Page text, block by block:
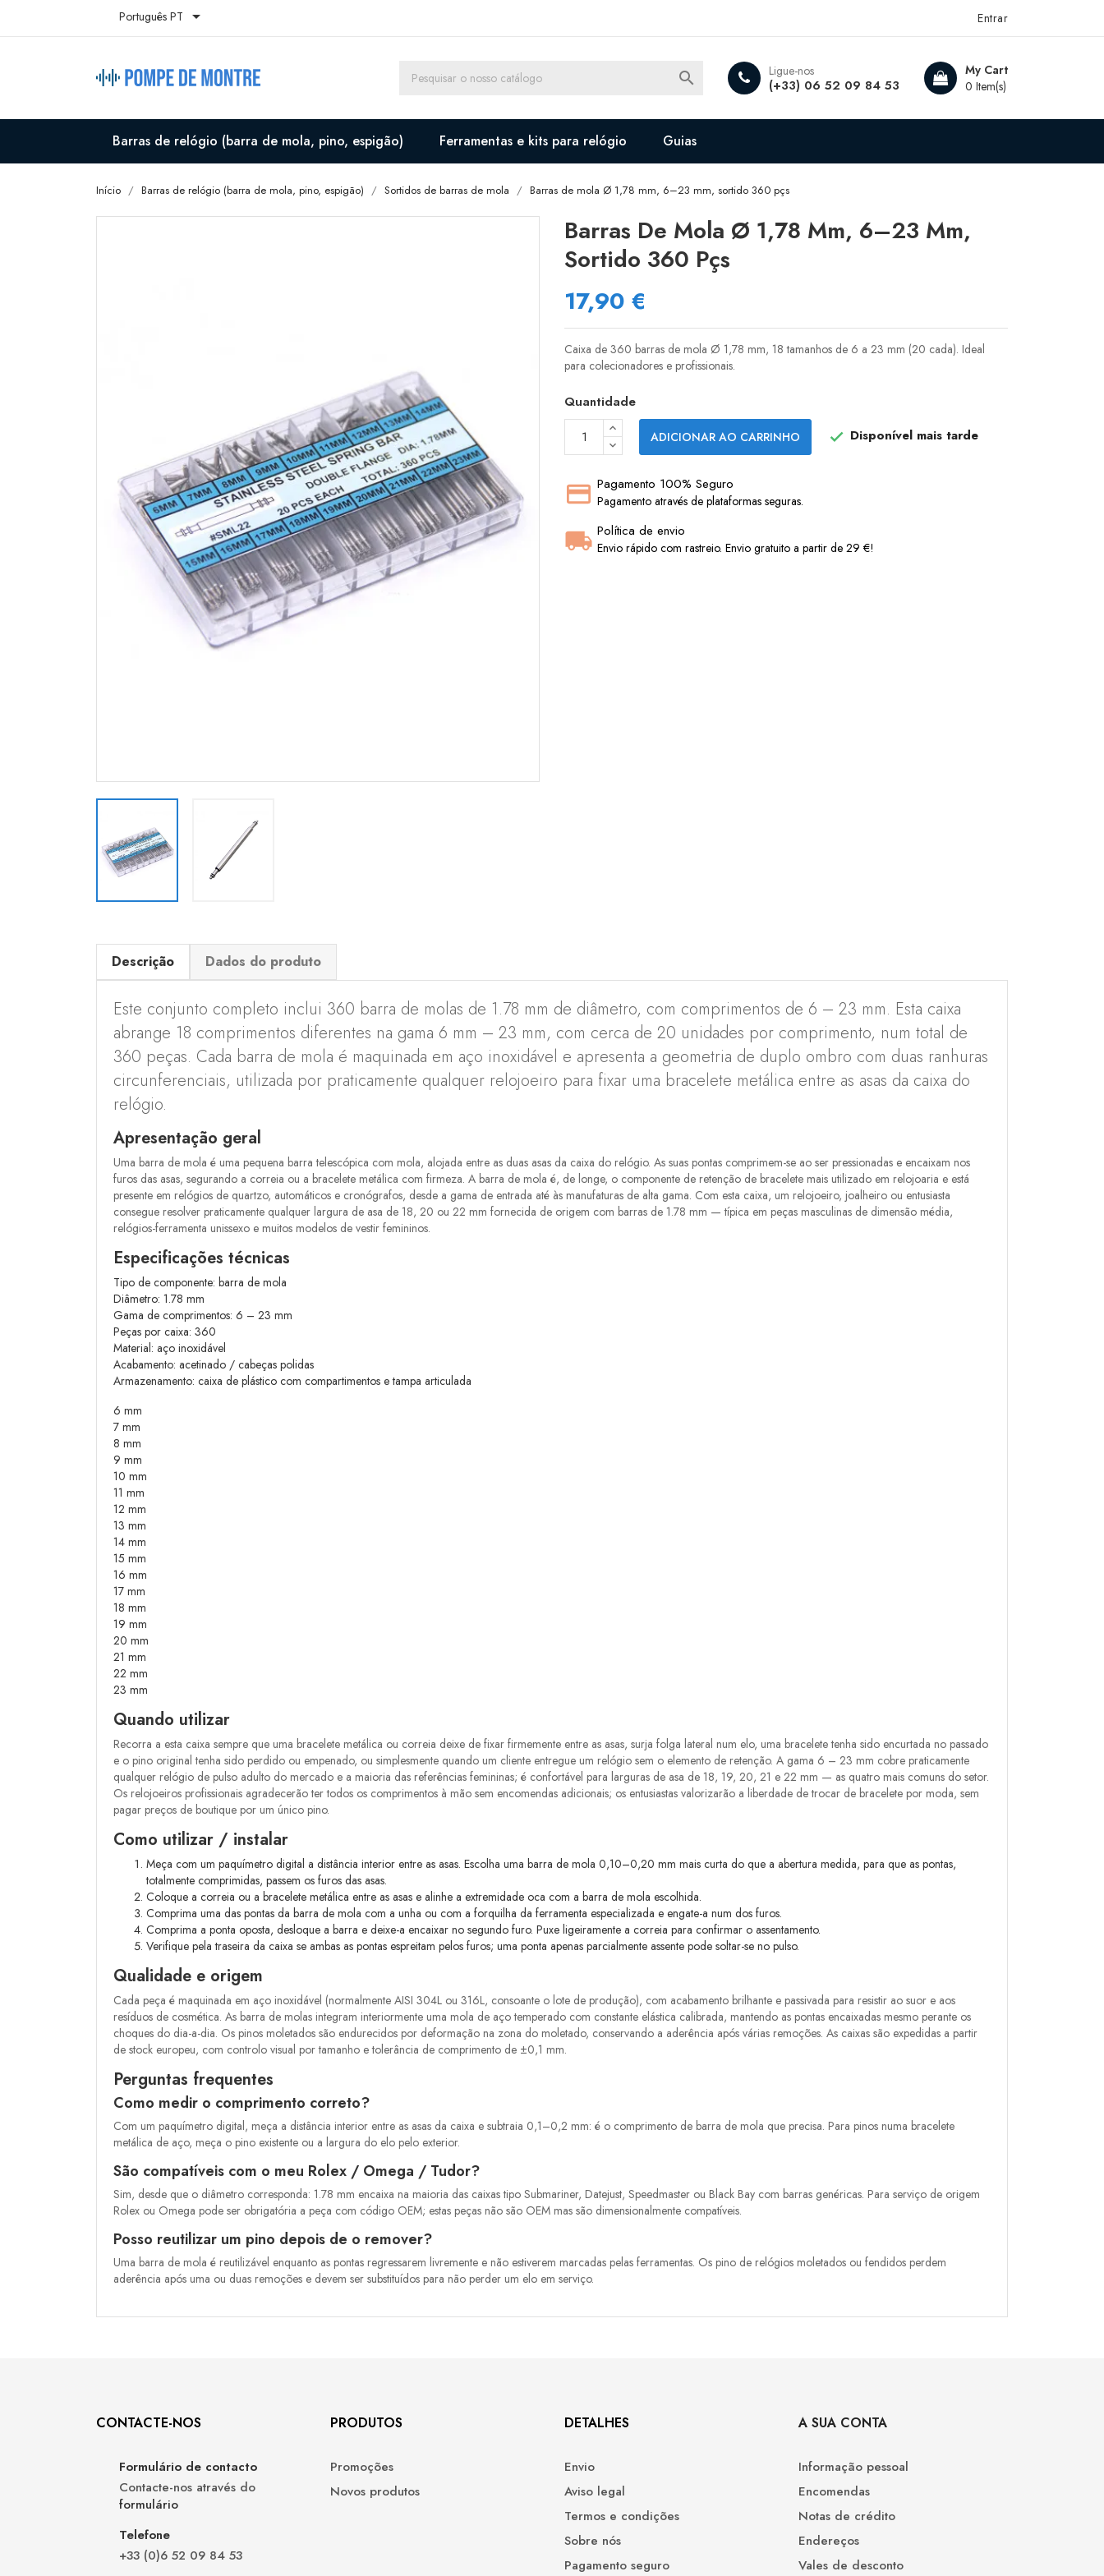
Português PT  Entrar
My Cart
0 Item(s)
Ligue-nos
(+33) 06 52 09 84 53

Barras de relógio (barra de mola, pino, espigão) Ferramentas e kits para relógio Guias
Início Barras de relógio (barra de mola, pino, espigão) Sortidos de barras de mola Barras de mola Ø 1,78 mm, 6–23 mm, sortido 360 pçs
Barras De Mola Ø 1,78 Mm, 6–23 Mm,
Sortido 360 Pçs
17,90 €
Caixa de 360 barras de mola Ø 1,78 mm, 18 tamanhos de 6 a 23 mm (20 cada). Ideal
para colecionadores e profissionais.
Quantidade
ADICIONAR AO CARRINHO  Disponível mais tarde
Pagamento 100% Seguro
Pagamento através de plataformas seguras.
Política de envio
Envio rápido com rastreio. Envio gratuito a partir de 29 €!
Descrição Dados do produto
Este conjunto completo inclui 360 barra de molas de 1.78 mm de diâmetro, com comprimentos de 6 – 23 mm. Esta caixa
abrange 18 comprimentos diferentes na gama 6 mm – 23 mm, com cerca de 20 unidades por comprimento, num total de
360 peças. Cada barra de mola é maquinada em aço inoxidável e apresenta a geometria de duplo ombro com duas ranhuras
circunferenciais, utilizada por praticamente qualquer relojoeiro para fixar uma bracelete metálica entre as asas da caixa do
relógio.
Apresentação geral
Uma barra de mola é uma pequena barra telescópica com mola, alojada entre as duas asas da caixa do relógio. As suas pontas comprimem-se ao ser pressionadas e encaixam nos
furos das asas, segurando a correia ou a bracelete metálica com firmeza. A barra de mola é, de longe, o componente de retenção de bracelete mais utilizado em relojoaria e está
presente em relógios de quartzo, automáticos e cronógrafos, desde a gama de entrada até às manufaturas de alta gama. Com esta caixa, um relojoeiro, joalheiro ou entusiasta
consegue resolver praticamente qualquer largura de asa de 18, 20 ou 22 mm fornecida de origem com barras de 1.78 mm — típica em peças masculinas de dimensão média,
relógios-ferramenta unissexo e muitos modelos de vestir femininos.
Especificações técnicas
Tipo de componente: barra de mola
Diâmetro: 1.78 mm
Gama de comprimentos: 6 – 23 mm
Peças por caixa: 360
Material: aço inoxidável
Acabamento: acetinado / cabeças polidas
Armazenamento: caixa de plástico com compartimentos e tampa articulada
6 mm
7 mm
8 mm
9 mm
10 mm
11 mm
12 mm
13 mm
14 mm
15 mm
16 mm
17 mm
18 mm
19 mm
20 mm
21 mm
22 mm
23 mm
Quando utilizar
Recorra a esta caixa sempre que uma bracelete metálica ou correia deixe de fixar firmemente entre as asas, surja folga lateral num elo, uma bracelete tenha sido encurtada no passado
e o pino original tenha sido perdido ou empenado, ou simplesmente quando um cliente entregue um relógio sem o elemento de retenção. A gama 6 – 23 mm cobre praticamente
qualquer relógio de pulso adulto do mercado e a maioria das referências femininas; é confortável para larguras de asa de 18, 19, 20, 21 e 22 mm — as quatro mais comuns do setor.
Os relojoeiros profissionais agradecerão ter todos os comprimentos à mão sem encomendas adicionais; os entusiastas valorizarão a liberdade de trocar de bracelete por moda, sem
pagar preços de boutique por um único pino.
Como utilizar / instalar
Meça com um paquímetro digital a distância interior entre as asas. Escolha uma barra de mola 0,10–0,20 mm mais curta do que a abertura medida, para que as pontas,
totalmente comprimidas, passem os furos das asas.
Coloque a correia ou a bracelete metálica entre as asas e alinhe a extremidade oca com a barra de mola escolhida.
Comprima uma das pontas da barra de mola com a unha ou com a forquilha da ferramenta especializada e engate-a num dos furos.
Comprima a ponta oposta, desloque a barra e deixe-a encaixar no segundo furo. Puxe ligeiramente a correia para confirmar o assentamento.
Verifique pela traseira da caixa se ambas as pontas espreitam pelos furos; uma ponta apenas parcialmente assente pode soltar-se no pulso.
Qualidade e origem
Cada peça é maquinada em aço inoxidável (normalmente AISI 304L ou 316L, consoante o lote de produção), com acabamento brilhante e passivada para resistir ao suor e aos
resíduos de cosmética. As barra de molas integram interiormente uma mola de aço temperado com constante elástica calibrada, mantendo as pontas encaixadas mesmo perante os
choques do dia-a-dia. Os pinos moletados são endurecidos por deformação na zona do moletado, conservando a aderência após várias remoções. As caixas são expedidas a partir
de stock europeu, com controlo visual por tamanho e tolerância de comprimento de ±0,1 mm.
Perguntas frequentes
Como medir o comprimento correto?
Com um paquímetro digital, meça a distância interior entre as asas da caixa e subtraia 0,1–0,2 mm: é o comprimento de barra de mola que precisa. Para pinos numa bracelete
metálica de aço, meça o pino existente ou a largura do elo pelo exterior.
São compatíveis com o meu Rolex / Omega / Tudor?
Sim, desde que o diâmetro corresponda: 1.78 mm encaixa na maioria das caixas tipo Submariner, Datejust, Speedmaster ou Black Bay com barras genéricas. Para serviço de origem
Rolex ou Omega pode ser obrigatória a peça com código OEM; estas peças não são OEM mas são dimensionalmente compatíveis.
Posso reutilizar um pino depois de o remover?
Uma barra de mola é reutilizável enquanto as pontas regressarem livremente e não estiverem marcadas pelas ferramentas. Os pino de relógios moletados ou fendidos perdem
aderência após uma ou duas remoções e devem ser substituídos para não perder um elo em serviço.
CONTACTE-NOS
Formulário de contacto
Contacte-nos através do
formulário
Telefone
+33 (0)6 52 09 84 53
PRODUTOS
Promoções
Novos produtos
DETALHES
Envio
Aviso legal
Termos e condições
Sobre nós
Pagamento seguro
A SUA CONTA
Informação pessoal
Encomendas
Notas de crédito
Endereços
Vales de desconto